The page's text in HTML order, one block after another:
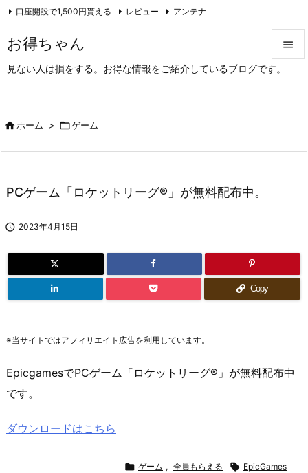
お得ちゃん
見ない人は損をする。お得な情報をご紹介しているブログです。

口座開設で1,500円貰える レビュー アンテナ
アーカイブ（旧サイト）
ホーム > ゲーム
PCゲーム「ロケットリーグ®」が無料配布中。
 2023年4月15日
Copy
※当サイトではアフィリエイト広告を利用しています。
EpicgamesでPCゲーム「ロケットリーグ®」が無料配布中
です。
ダウンロードはこちら
 ゲーム , 全員もらえる  EpicGames